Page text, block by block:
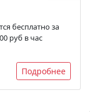
бесплатно за
руб в час
Подробнее